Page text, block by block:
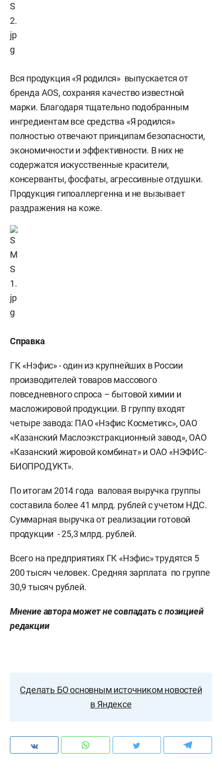
Вся продукция «Я родился» выпускается от
бренда AOS, сохраняя качество известной
марки. Благодаря тщательно подобранным
ингредиентам все средства «Я родился»
полностью отвечают принципам безопасности,
экономичности и эффективности. В них не
содержатся искусственные красители,
консерванты, фосфаты, агрессивные отдушки.
Продукция гипоаллергенна и не вызывает
раздражения на коже.
Справка
ГК «Нэфис» - один из крупнейших в России
производителей товаров массового
повседневного спроса – бытовой химии и
масложировой продукции. В группу входят
четыре завода: ПАО «Нэфис Косметикс», ОАО
«Казанский Маслоэкстракционный завод», ОАО
«Казанский жировой комбинат» и ОАО «НЭФИС-
БИОПРОДУКТ».
По итогам 2014 года валовая выручка группы
составила более 41 млрд. рублей с учетом НДС.
Суммарная выручка от реализации готовой
продукции - 25,3 млрд. рублей.
Всего на предприятиях ГК «Нэфис» трудятся 5
200 тысяч человек. Средняя зарплата по группе
30,9 тысяч рублей.
Мнение автора может не совпадать с позицией
редакции
Сделать БО основным источником новостей
в Яндексе